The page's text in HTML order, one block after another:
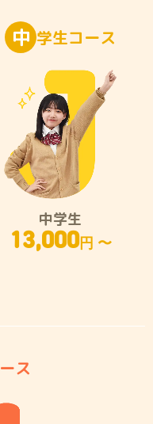
中 学生コース
中学生
13,000円 〜
ース